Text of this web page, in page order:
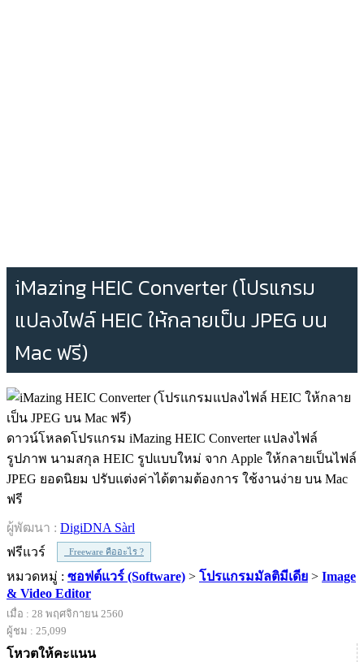
iMazing HEIC Converter (โปรแกรม
แปลงไฟล์ HEIC ให้กลายเป็น JPEG บน
Mac ฟรี)
ดาวน์โหลดโปรแกรม iMazing HEIC Converter แปลงไฟล์
รูปภาพ นามสกุล HEIC รูปแบบใหม่ จาก Apple ให้กลายเป็นไฟล์
JPEG ยอดนิยม ปรับแต่งค่าได้ตามต้องการ ใช้งานง่าย บน Mac
ฟรี
ผู้พัฒนา : DigiDNA Sàrl
ฟรีแวร์
Freeware คืออะไร ?
หมวดหมู่ : ซอฟต์แวร์ (Software) > โปรแกรมมัลติมีเดีย > Image
& Video Editor
เมื่อ : 28 พฤศจิกายน 2560
ผู้ชม : 25,099
โหวตให้คะแนน